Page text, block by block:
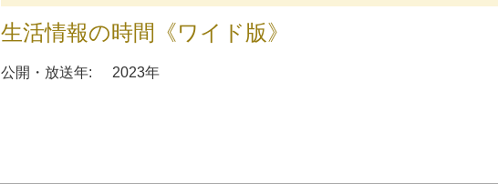
生活情報の時間《ワイド版》
公開・放送年: 2023年